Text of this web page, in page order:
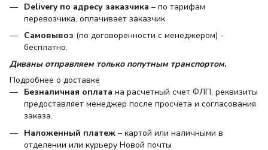
Delivery по адресу заказчика – по тарифам
перевозчика, оплачивает заказчик
Самовывоз (по договоренности с менеджером) -
бесплатно.
Диваны отправляем только попутным транспортом.
Подробнее о доставке
Безналичная оплата на расчетный счет ФЛП, реквизиты
предоставляет менеджер после просчета и согласования
заказа.
Наложенный платеж – картой или наличными в
отделении или курьеру Новой почты